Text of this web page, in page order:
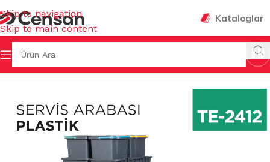
Skip to navigation
Skip to main content
Kataloglar
Ana Sayfa